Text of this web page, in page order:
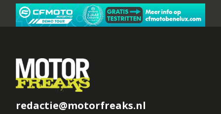
redactie@motorfreaks.nl